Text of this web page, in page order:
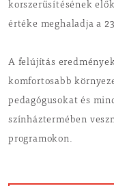
korszerűsítésének
értéke meghaladja a
A felújítás
komfortosabb
pedagógusokat és
színháztermében
programokon.